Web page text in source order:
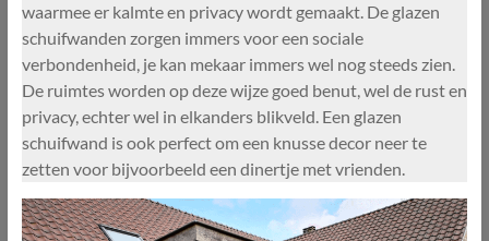
waarmee er kalmte en privacy wordt gemaakt. De glazen
schuifwanden zorgen immers voor een sociale
verbondenheid, je kan mekaar immers wel nog steeds zien.
De ruimtes worden op deze wijze goed benut, wel de rust en
privacy, echter wel in elkanders blikveld. Een glazen
schuifwand is ook perfect om een knusse decor neer te
zetten voor bijvoorbeeld een dinertje met vrienden.